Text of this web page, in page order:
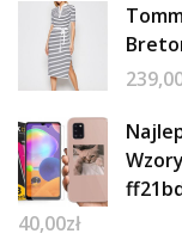
40,00zł